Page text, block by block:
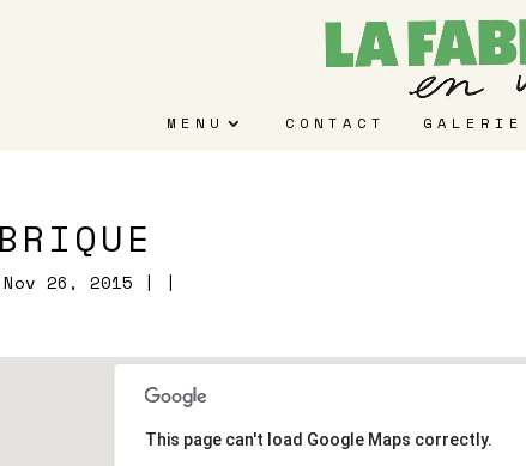
MENU CONTACT GALERIE
26, 2015 | |
This page can't load Google Maps correctly.